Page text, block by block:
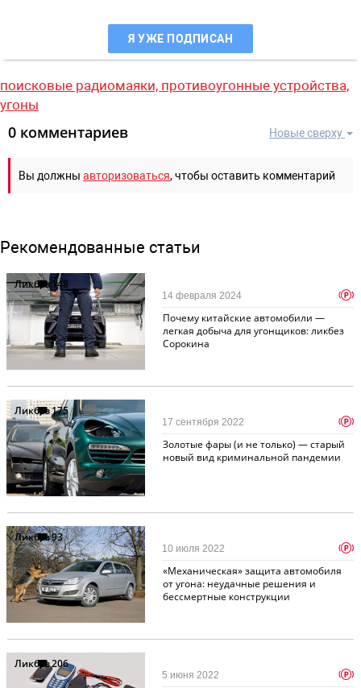
Я УЖЕ ПОДПИСАН
поисковые радиомаяки, противоугонные устройства,
угоны
Новые сверху
0 комментариев
Вы должны авторизоваться, чтобы оставить комментарий
Рекомендованные статьи
Ликбез148
Почему китайские автомобили —
легкая добыча для угонщиков: ликбез
Сорокина
14 февраля 2024 p
Ликбез175
Золотые фары (и не только) — старый
новый вид криминальной пандемии
17 сентября 2022 p
Ликбез93
«Механическая» защита автомобиля
от угона: неудачные решения и
бессмертные конструкции
10 июля 2022 p
Ликбез206
5 июня 2022 p